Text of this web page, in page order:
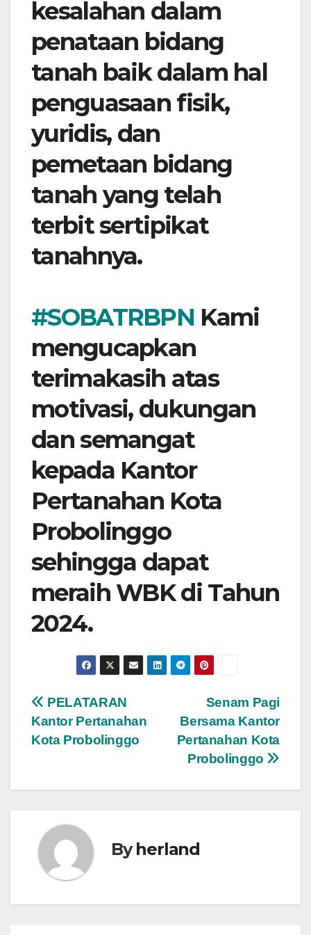
kesalahan dalam
penataan bidang
tanah baik dalam hal
penguasaan fisik,
yuridis, dan
pemetaan bidang
tanah yang telah
terbit sertipikat
tanahnya.
#SOBATRBPN Kami
mengucapkan
terimakasih atas
motivasi, dukungan
dan semangat
kepada Kantor
Pertanahan Kota
Probolinggo
sehingga dapat
meraih WBK di Tahun
2024.
Post
navigation
Senam Pagi
Bersama Kantor
Pertanahan Kota
Probolinggo
PELATARAN
Kantor Pertanahan
Kota Probolinggo
Byherland